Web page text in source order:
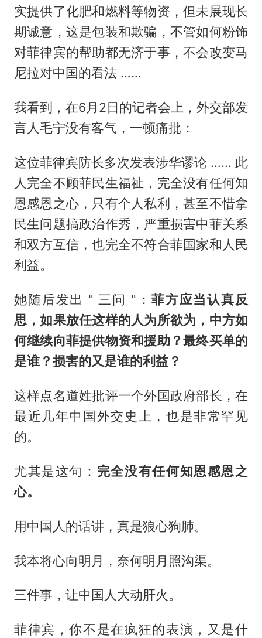
实提供了化肥和燃料等物资，但未展现长
期诚意，这是包装和欺骗，不管如何粉饰
对菲律宾的帮助都无济于事，不会改变马
尼拉对中国的看法 ……
我看到，在6月2日的记者会上，外交部发
言人毛宁没有客气，一顿痛批：
这位菲律宾防长多次发表涉华谬论 …… 此
人完全不顾菲民生福祉，完全没有任何知
恩感恩之心，只有个人私利，甚至不惜拿
民生问题搞政治作秀，严重损害中菲关系
和双方互信，也完全不符合菲国家和人民
利益。
她随后发出 " 三问 "： 菲方应当认真反
思，如果放任这样的人为所欲为，中方如
何继续向菲提供物资和援助？最终买单的
是谁？损害的又是谁的利益？
这样点名道姓批评一个外国政府部长，在
最近几年中国外交史上，也是非常罕见
的。
尤其是这句： 完全没有任何知恩感恩之
心。
用中国人的话讲，真是狼心狗肺。
我本将心向明月，奈何明月照沟渠。
三件事，让中国人大动肝火。
菲律宾，你不是在疯狂的表演，又是什